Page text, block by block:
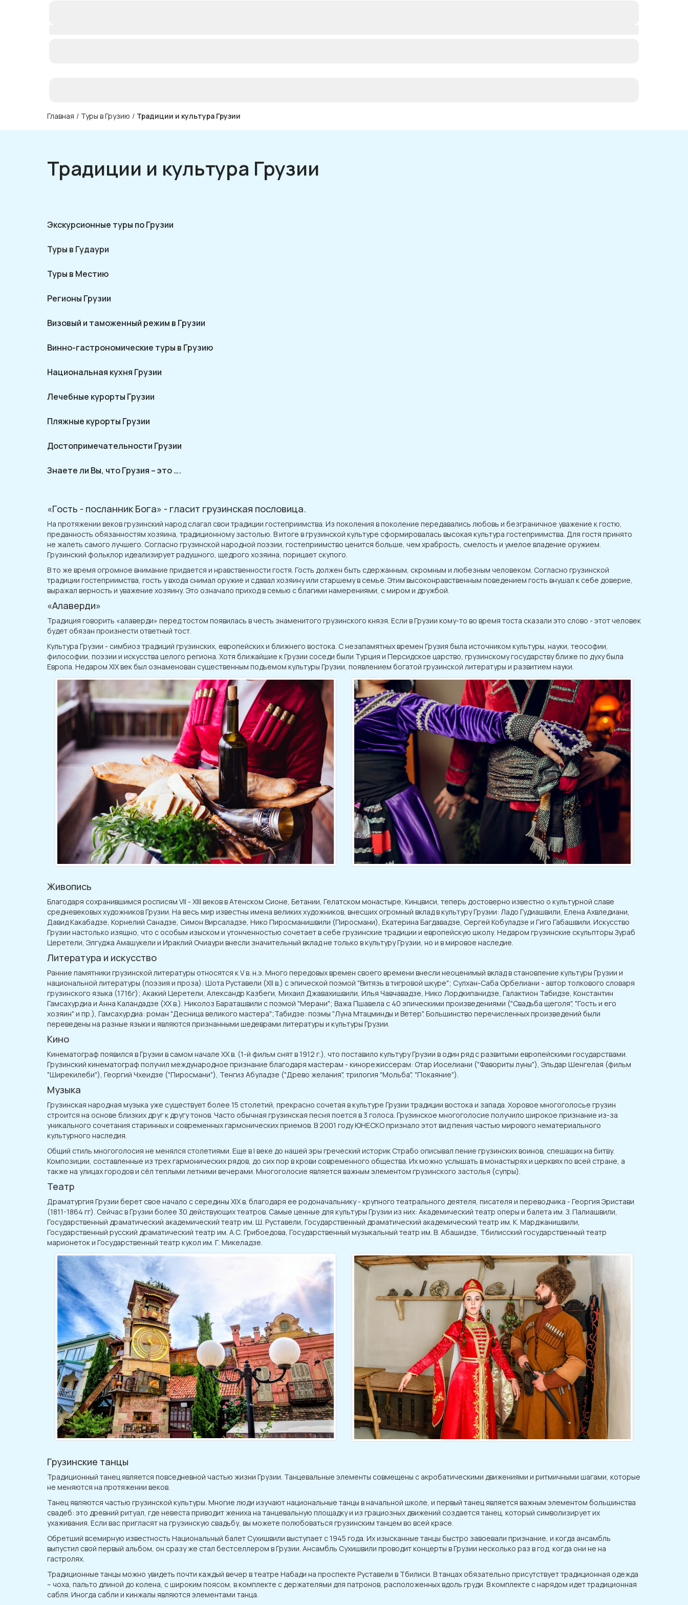
Главная / Туры в Грузию / Традиции и культура Грузии
Традиции и культура Грузии
Экскурсионные туры по Грузии
Туры в Гудаури
Туры в Местию
Регионы Грузии
Визовый и таможенный режим в Грузии
Винно-гастрономические туры в Грузию
Национальная кухня Грузии
Лечебные курорты Грузии
Пляжные курорты Грузии
Достопримечательности Грузии
Знаете ли Вы, что Грузия – это ….
«Гость - посланник Бога» - гласит грузинская пословица.
На протяжении веков грузинский народ слагал свои традиции гостеприимства. Из поколения в поколение передавались любовь и безграничное уважение к гостю,
преданность обязанностям хозяина, традиционному застолью. В итоге в грузинской культуре сформировалась высокая культура гостеприимства. Для гостя принято
не жалеть самого лучшего. Согласно грузинской народной поэзии, гостеприимство ценится больше, чем храбрость, смелость и умелое владение оружием.
Грузинский фольклор идеализирует радушного, щедрого хозяина, порицает скупого.
В то же время огромное внимание придается и нравственности гостя. Гость должен быть сдержанным, скромным и любезным человеком. Согласно грузинской
традиции гостеприимства, гость у входа снимал оружие и сдавал хозяину или старшему в семье. Этим высоконравственным поведением гость внушал к себе доверие,
выражал верность и уважение хозяину. Это означало приход в семью с благими намерениями, с миром и дружбой.
«Алаверди»
Традиция говорить «алаверди» перед тостом появилась в честь знаменитого грузинского князя. Если в Грузии кому-то во время тоста сказали это слово - этот человек
будет обязан произнести ответный тост.
Культура Грузии - симбиоз традиций грузинских, европейских и ближнего востока. С незапамятных времен Грузия была источником культуры, науки, теософии,
философии, поэзии и искусства целого региона. Хотя ближайшие к Грузии соседи были Турция и Персидское царство, грузинскому государству ближе по духу была
Европа. Недаром XIX век был ознаменован существенным подъемом культуры Грузии, появлением богатой грузинской литературы и развитием науки.
Живопись
Благодаря сохранившимся росписям VII - XIII веков в Атенском Сионе, Бетании, Гелатском монастыре, Кинцвиси, теперь достоверно известно о культурной славе
средневековых художников Грузии. На весь мир известны имена великих художников, внесших огромный вклад в культуру Грузии: Ладо Гудиашвили, Елена Ахвледиани,
Давид Какабадзе, Корнелий Санадзе, Симон Вирсаладзе, Нико Пиросманишвили (Пиросмани), Екатерина Багдавадзе, Сергей Кобуладзе и Гиго Габашвили. Искусство
Грузии настолько изящно, что с особым изыском и утонченностью сочетает в себе грузинские традиции и европейскую школу. Недаром грузинские скульпторы Зураб
Церетели, Элгуджа Амашукели и Ираклий Очиаури внесли значительный вклад не только в культуру Грузии, но и в мировое наследие.
Литература и искусство
Ранние памятники грузинской литературы относятся к V в. н.э. Много передовых времен своего времени внесли неоценимый вклад в становление культуры Грузии и
национальной литературы (поэзия и проза): Шота Руставели (XII в.) с эпической поэмой "Витязь в тигровой шкуре"; Сулхан-Саба Орбелиани - автор толкового словаря
грузинского языка (1716г); Акакий Церетели, Александр Казбеги, Михаил Джавахишвили, Илья Чавчавадзе, Нико Лордкипанидзе, Галактион Табидзе, Константин
Гамсахурдиа и Анна Каландадзе (XX в.). Николоз Бараташвили с поэмой "Мерани"; Важа Пшавела с 40 эпическими произведениями ("Свадьба щеголя", "Гость и его
хозяин" и пр.), Гамсахурдиа: роман "Десница великого мастера";Табидзе: поэмы "Луна Мтацминды и Ветер". Большинство перечисленных произведений были
переведены на разные языки и являются признанными шедеврами литературы и культуры Грузии.
Кино
Кинематограф появился в Грузии в самом начале XX в. (1-й фильм снят в 1912 г.), что поставило культуру Грузии в один ряд с развитыми европейскими государствами.
Грузинский кинематограф получил международное признание благодаря мастерам - кинорежиссерам: Отар Иоселиани ("Фавориты луны"), Эльдар Шенгелая (фильм
"Ширекилеби"), Георгий Чхеидзе ("Пиросмани"), Тенгиз Абуладзе ("Древо желания", трилогия "Мольба", "Покаяние").
Музыка
Грузинская народная музыка уже существует более 15 столетий, прекрасно сочетая в культуре Грузии традиции востока и запада. Хоровое многоголосье грузин
строится на основе близких друг к другу тонов. Часто обычная грузинская песня поется в 3 голоса. Грузинское многоголосие получило широкое признание из-за
уникального сочетания старинных и современных гармонических приемов. В 2001 году ЮНЕСКО признало этот вид пения частью мирового нематериального
культурного наследия.
Общий стиль многоголосия не менялся столетиями. Еще в I веке до нашей эры греческий историк Страбо описывал пение грузинских воинов, спешащих на битву.
Композиции, составленные из трех гармонических рядов, до сих пор в крови современного общества. Их можно услышать в монастырях и церквях по всей стране, а
также на улицах городов и сёл теплыми летними вечерами. Многоголосие является важным элементом грузинского застолья (супры).
Театр
Драматургия Грузии берет свое начало с середины XIX в. благодаря ее родоначальнику - крупного театрального деятеля, писателя и переводчика - Георгия Эристави
(1811-1864 гг). Сейчас в Грузии более 30 действующих театров. Самые ценные для культуры Грузии из них: Академический театр оперы и балета им. З. Палиашвили,
Государственный драматический академический театр им. Ш. Руставели, Государственный драматический академический театр им. К. Марджанишвили,
Государственный русский драматический театр им. А.С. Грибоедова, Государственный музыкальный театр им. В. Абашидзе, Тбилисский государственный театр
марионеток и Государственный театр кукол им. Г. Микеладзе.
Грузинские танцы
Традиционный танец является повседневной частью жизни Грузии. Танцевальные элементы совмещены с акробатическими движениями и ритмичными шагами, которые
не меняются на протяжении веков.
Танец являются частью грузинской культуры. Многие люди изучают национальные танцы в начальной школе, и первый танец является важным элементом большинства
свадеб: это древний ритуал, где невеста приводит жениха на танцевальную площадку и из грациозных движений создается танец, который символизирует их
ухаживания. Если вас пригласят на грузинскую свадьбу, вы можете полюбоваться грузинским танцем во всей красе.
Обретший всемирную известность Национальный балет Сухишвили выступает с 1945 года. Их изысканные танцы быстро завоевали признание, и когда ансамбль
выпустил свой первый альбом, он сразу же стал бестселлером в Грузии. Ансамбль Сухишвили проводит концерты в Грузии несколько раз в год, когда они не на
гастролях.
Традиционные танцы можно увидеть почти каждый вечер в театре Набади на проспекте Руставели в Тбилиси. В танцах обязательно присутствует традиционная одежда
– чоха, пальто длиной до колена, с широким поясом, в комплекте с держателями для патронов, расположенных вдоль груди. В комплекте с нарядом идет традиционная
сабля. Иногда сабли и кинжалы являются элементами танца.